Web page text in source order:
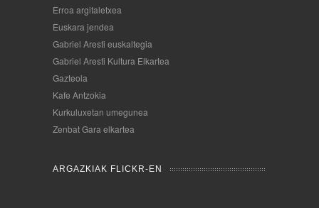
Erroa argitaletxea
Euskara jendea
Gabriel Aresti euskaltegia
Gabriel Aresti Kultura Elkartea
Gazteola
Kafe Antzokia
Kurkuluxetan umegunea
Zenbat Gara elkartea
ARGAZKIAK FLICKR-EN